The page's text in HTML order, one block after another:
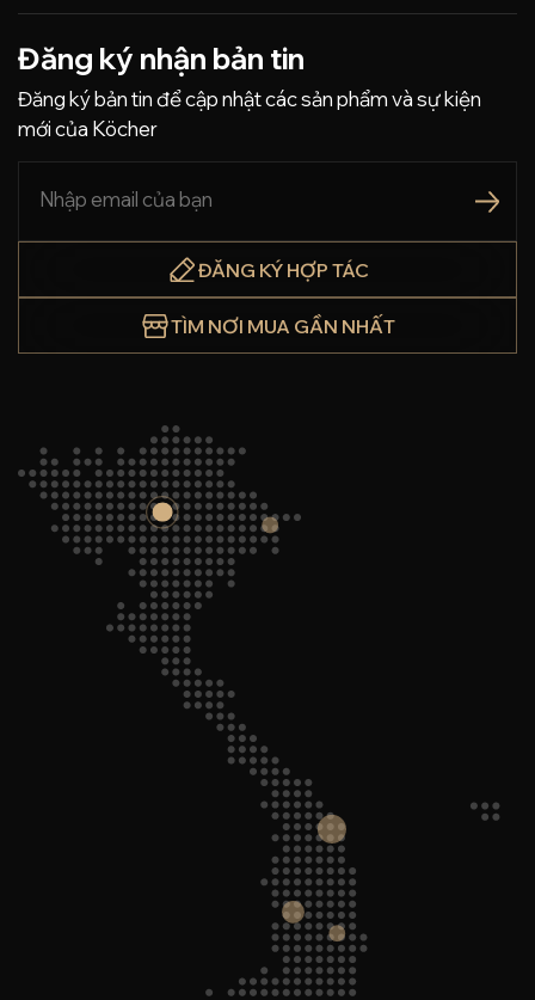
Đăng ký nhận bản tin
Đăng ký bản tin để cập nhật các sản phẩm và sự kiện
mới của Köcher
ĐĂNG KÝ HỢP TÁC
TÌM NƠI MUA GẦN NHẤT